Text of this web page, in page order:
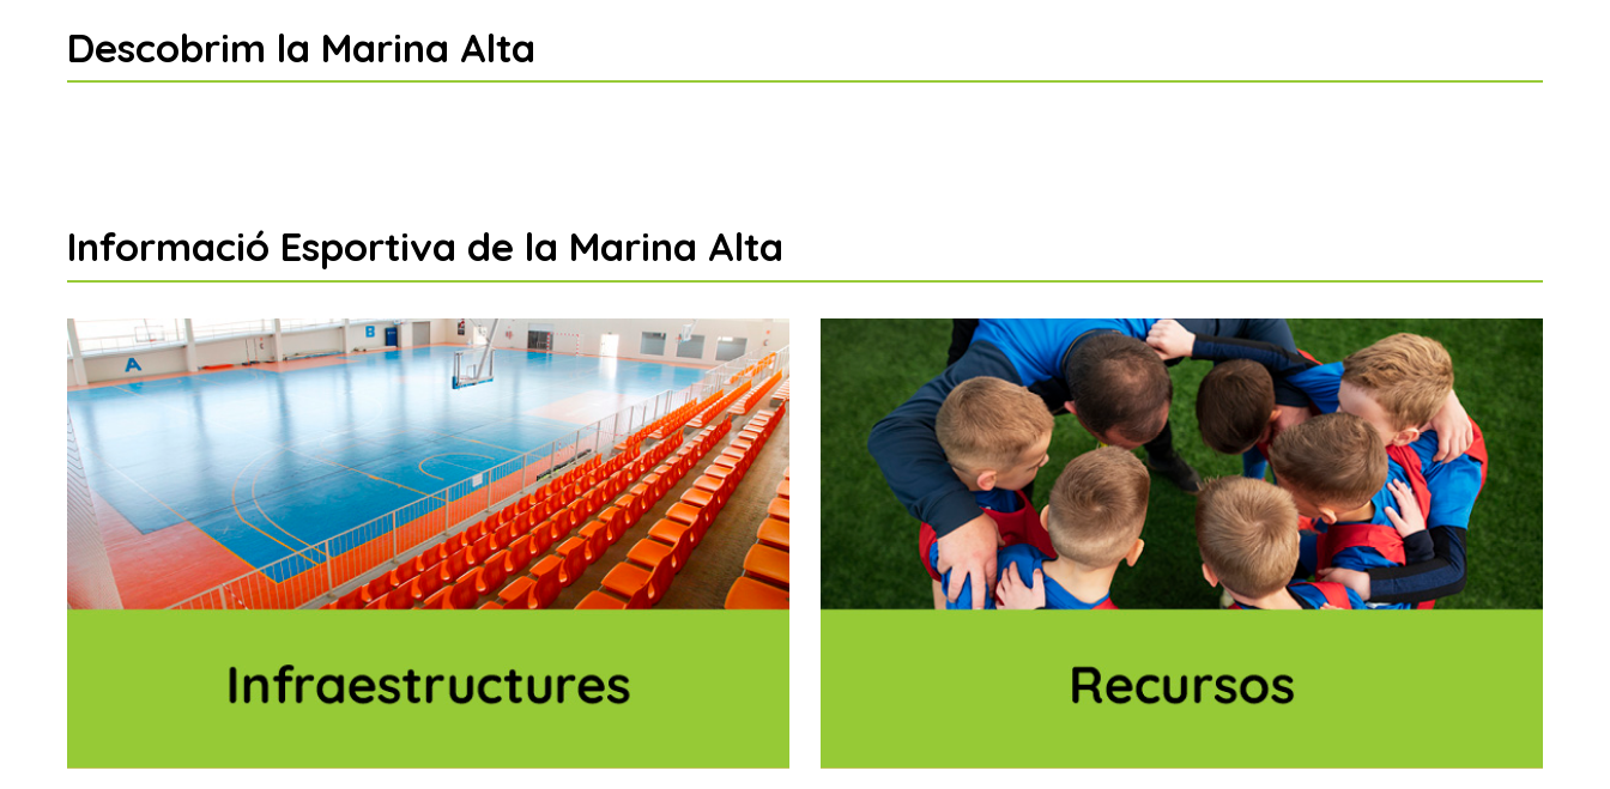
Descobrim la Marina Alta
Rutes senderistes de la Marina Alta
Rutes urbanes de la Marina Alta
Informació Esportiva de la Marina Alta
la guia Consulta la